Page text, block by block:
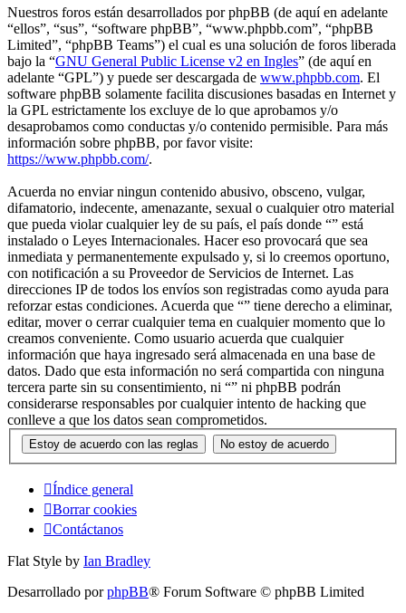
Nuestros foros están desarrollados por phpBB (de aquí en adelante
“ellos”, “sus”, “software phpBB”, “www.phpbb.com”, “phpBB
Limited”, “phpBB Teams”) el cual es una solución de foros liberada
bajo la “GNU General Public License v2 en Ingles” (de aquí en
adelante “GPL”) y puede ser descargada de www.phpbb.com. El
software phpBB solamente facilita discusiones basadas en Internet y
la GPL estrictamente los excluye de lo que aprobamos y/o
desaprobamos como conductas y/o contenido permisible. Para más
información sobre phpBB, por favor visite:
https://www.phpbb.com/.
Acuerda no enviar ningun contenido abusivo, obsceno, vulgar,
difamatorio, indecente, amenazante, sexual o cualquier otro material
que pueda violar cualquier ley de su país, el país donde “” está
instalado o Leyes Internacionales. Hacer eso provocará que sea
inmediata y permanentemente expulsado y, si lo creemos oportuno,
con notificación a su Proveedor de Servicios de Internet. Las
direcciones IP de todos los envíos son registradas como ayuda para
reforzar estas condiciones. Acuerda que “” tiene derecho a eliminar,
editar, mover o cerrar cualquier tema en cualquier momento que lo
creamos conveniente. Como usuario acuerda que cualquier
información que haya ingresado será almacenada en una base de
datos. Dado que esta información no será compartida con ninguna
tercera parte sin su consentimiento, ni “” ni phpBB podrán
considerarse responsables por cualquier intento de hacking que
conlleve a que los datos sean comprometidos.
Índice general
Borrar cookies
Contáctanos
Flat Style by Ian Bradley
Desarrollado porphpBB® Forum Software © phpBB Limited